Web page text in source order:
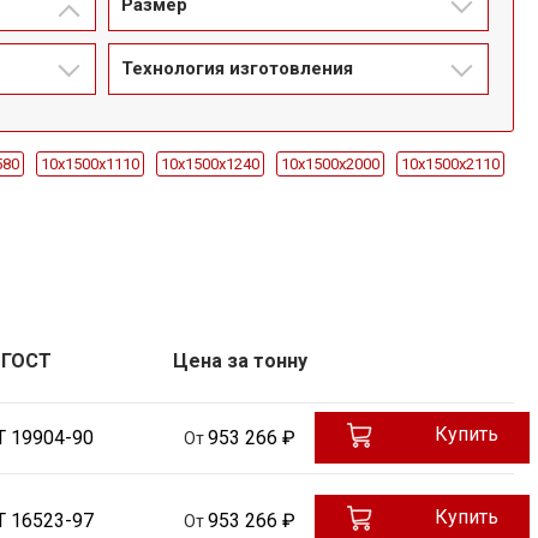
Размер
Технология изготовления
10x1500х1110 10x1500х1240 10x1500х2000 10x1500х2110
5000 35x1200-1300х4000-4500
50x550-650х1680
60x1000-1100х1260
60x650х540
ГОСТ Цена за тонну
19904-90 От 953 266 ₽ Купить
16523-97 От 953 266 ₽ Купить